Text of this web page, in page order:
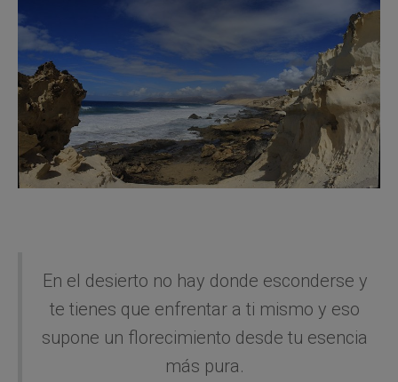
En el desierto no hay donde esconderse y
te tienes que enfrentar a ti mismo y eso
supone un florecimiento desde tu esencia
más pura.